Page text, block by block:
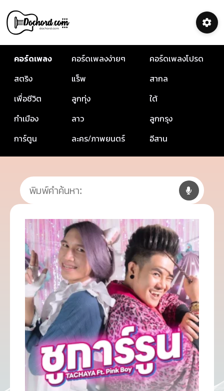
คอร์ดเพลง คอร์ดเพลงง่ายๆ
คอร์ดเพลงโปรด
สตริง
แร็พ
สากล
เพื่อชีวิต
ลูกทุ่ง
ใต้
กำเมือง
ลาว
ลูกกรุง
การ์ตูน
ละคร/ภาพยนตร์ อีสาน